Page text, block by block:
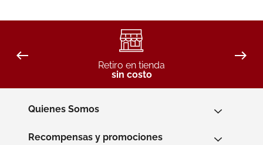
Retiro en tienda
sin costo
Quienes Somos
Recompensas y promociones